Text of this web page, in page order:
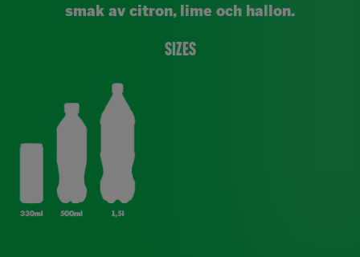
smak av citron, lime och hallon.
Sizes